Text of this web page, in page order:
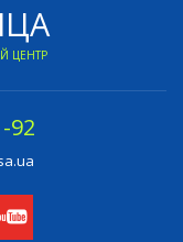
ЦЕНТР
92